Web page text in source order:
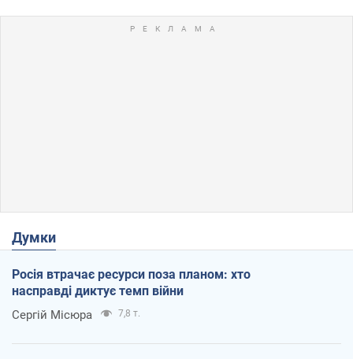
Думки
Росія втрачає ресурси поза планом: хто
насправді диктує темп війни
Сергій Місюра 7,8 т.